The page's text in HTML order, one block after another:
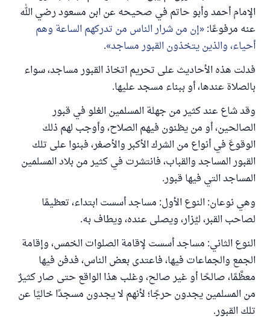
الإمام أحمد وأبو حاتم في صحيحه عن ابن مسعود رضي الله
عنه مرفوعًا: إن من شرار الناس من تدركهم الساعة وهم
أحياء، والذين يتخذون القبور مساجد .
فدلت هذه الأحاديث على تحريم اتخاذ القبور مساجد، سواء
بالصلاة عندها، أو ببناء مسجد عليها.
وقد شاع عند كثير من جهلة المسلمين الغلو في قبور
الصالحين، أو من يظنون فيهم الصلاح، وأوجب لهم ذلك
الوقوعَ في أنواع من الشرك الأكبر والأصغر، فبنوا على تلك
القبور المساجد والقباب، فانتشرت في كثير من بلاد المسلمين
المساجد التي فيها قبور.
وهي نوعان: النوع الأول: مساجد أسست ابتداء، تعظيمًا
لصاحب القبر، ليُزار، ويصلى عنده، ويطاف به.
النوع الثاني: مساجد أسست لإقامة الصلوات الخمس، وإقامة
الجمع والجماعات فيها، فاعتدى بعض الناس، فدفن فيها
معظَّمًا، صالحًا أو غير صالح، وغلب هذا الواقع حتى صار كثيرٌ
من المسلمين يجدون حرجًا؛ لأنهم لا يجدون مسجدًا خاليًا عن
تلك القبور.